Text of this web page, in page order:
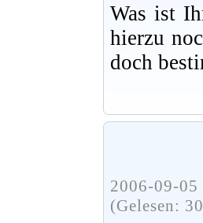
Was ist
hierzu
doch
2006-09-
(Gelesen: